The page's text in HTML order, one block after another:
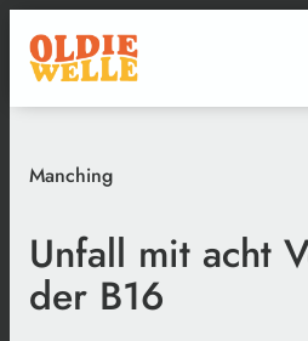
Manching
Unfall mit acht
der B16